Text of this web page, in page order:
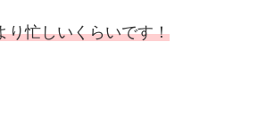
り忙しいくらいです！